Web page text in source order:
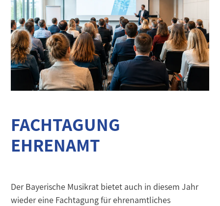
FACHTAGUNG
EHRENAMT
Der Bayerische Musikrat bietet auch in diesem Jahr
wieder eine Fachtagung für ehrenamtliches